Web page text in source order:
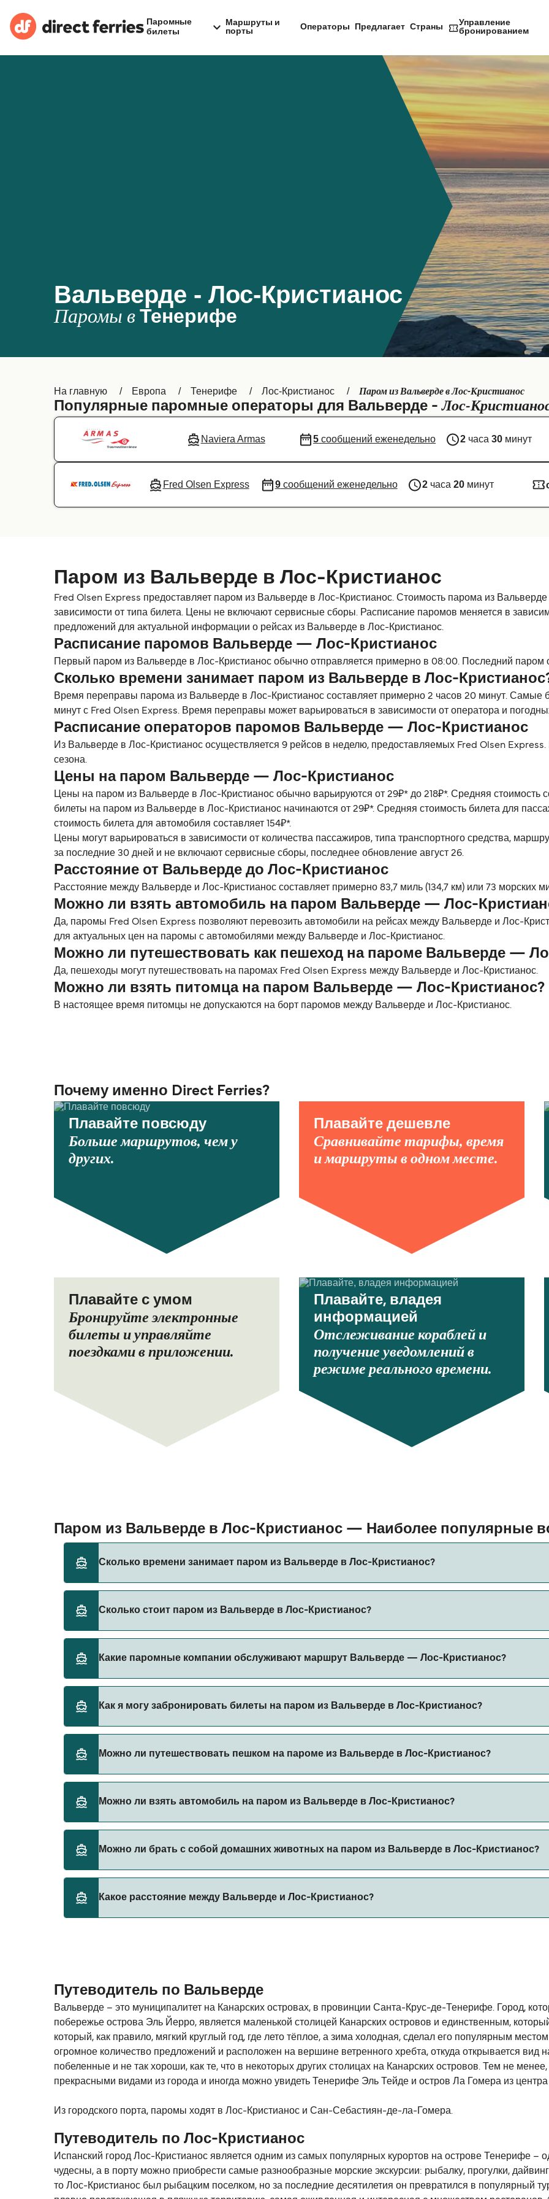
Паромные
билеты
Маршруты и
порты
Операторы Предлагает Страны
Управление
бронированием
Вальверде - Лос-Кристианос
Паромы в Тенерифе
На главную Европа Тенерифе Лос-Кристианос Паром из Вальверде в Лос-Кристианос
Популярные паромные операторы для Вальверде -Лос-
Naviera Armas 5 сообщений еженедельно 2 часа30 минут
Fred Olsen Express 9сообщений еженедельно 2часа 20минут
Паром из Вальверде в Лос-Кристианос
Fred Olsen Express предоставляет паром из Вальверде в Лос-Кристианос. Стоимость парома из Вальверде
зависимости от типа билета. Цены не включают сервисные сборы. Расписание паромов меняется в
предложений для актуальной информации о рейсах из Вальверде в Лос-Кристианос.
Расписание паромов Вальверде — Лос-Кристианос
Первый паром из Вальверде в Лос-Кристианос обычно отправляется примерно в 08:00. Последний паром
Сколько времени занимает паром из Вальверде в Лос-
Время переправы парома из Вальверде в Лос-Кристианос составляет примерно 2 часов 20 минут.
минут с Fred Olsen Express. Время переправы может варьироваться в зависимости от оператора и
Расписание операторов паромов Вальверде — Лос-Кристианос
Из Вальверде в Лос-Кристианос осуществляется 9 рейсов в неделю, предоставляемых Fred Olsen
сезона.
Цены на паром Вальверде — Лос-Кристианос
Цены на паром из Вальверде в Лос-Кристианос обычно варьируются от 29₽* до 218₽*. Средняя
билеты на паром из Вальверде в Лос-Кристианос начинаются от 29₽*. Средняя стоимость билета для
стоимость билета для автомобиля составляет 154₽*.
Цены могут варьироваться в зависимости от количества пассажиров, типа транспортного средства,
за последние 30 дней и не включают сервисные сборы, последнее обновление август 26.
Расстояние от Вальверде до Лос-Кристианос
Расстояние между Вальверде и Лос-Кристианос составляет примерно 83,7 миль (134,7 км) или 73 морских
Можно ли взять автомобиль на паром Вальверде — Лос-
Да, паромы Fred Olsen Express позволяют перевозить автомобили на рейсах между Вальверде и Лос-
для актуальных цен на паромы с автомобилями между Вальверде и Лос-Кристианос.
Можно ли путешествовать как пешеход на пароме Вальверде —
Да, пешеходы могут путешествовать на паромах Fred Olsen Express между Вальверде и Лос-Кристианос.
Можно ли взять питомца на паром Вальверде — Лос-Кристианос?
В настоящее время питомцы не допускаются на борт паромов между Вальверде и Лос-Кристианос.
Почему именно Direct Ferries?
Плавайте повсюду
Больше маршрутов, чем у
других.
Плавайте дешевле
Сравнивайте тарифы, время
и маршруты в одном месте.
Плавайте с умом
Бронируйте электронные
билеты и управляйте
поездками в приложении.
Плавайте, владея
информацией
Отслеживание кораблей и
получение уведомлений в
режиме реального времени.
Паром из Вальверде в Лос-Кристианос — Наиболее популярные
Сколько времени занимает паром из Вальверде в Лос-Кристианос?
от сезона и оператора, поэтому рекомендуется проверить актуальную информацию через наш Поиск
Сколько стоит паром из Вальверде в Лос-Кристианос?
составляет 92₽. Цена указана без учета сборов за бронирование.
Какие паромные компании обслуживают маршрут Вальверде — Лос-Кристианос?
Как я могу забронировать билеты на паром из Вальверде в Лос-Кристианос?
акции на паромы.
Можно ли путешествовать пешком на пароме из Вальверде в Лос-Кристианос?
Можно ли взять автомобиль на паром из Вальверде в Лос-Кристианос?
Можно ли брать с собой домашних животных на паром из Вальверде в Лос-Кристианос?
Какое расстояние между Вальверде и Лос-Кристианос?
Путеводитель по Вальверде
Вальверде – это муниципалитет на Канарских островах, в провинции Санта-Крус-де-Тенерифе. Город,
побережье острова Эль Йерро, является маленькой столицей Канарских островов и единственным,
который, как правило, мягкий круглый год, где лето тёплое, а зима холодная, сделал его популярным
огромное количество предложений и расположен на вершине ветренного хребта, откуда открывается вид
побеленные и не так хороши, как те, что в некоторых других столицах на Канарских островов. Тем не
прекрасными видами из города и иногда можно увидеть Тенерифе Эль Тейде и остров Ла Гомера из центра
Из городского порта, паромы ходят в Лос-Кристианос и Сан-Себастиян-де-ла-Гомера.
Путеводитель по Лос-Кристианос
Испанский город Лос-Кристианос является одним из самых популярных курортов на острове Тенерифе –
чудесны, а в порту можно приобрести самые разнообразные морские экскурсии: рыбалку, прогулки,
то Лос-Кристианос был рыбацким поселком, но за последние десятилетия он превратился в популярный